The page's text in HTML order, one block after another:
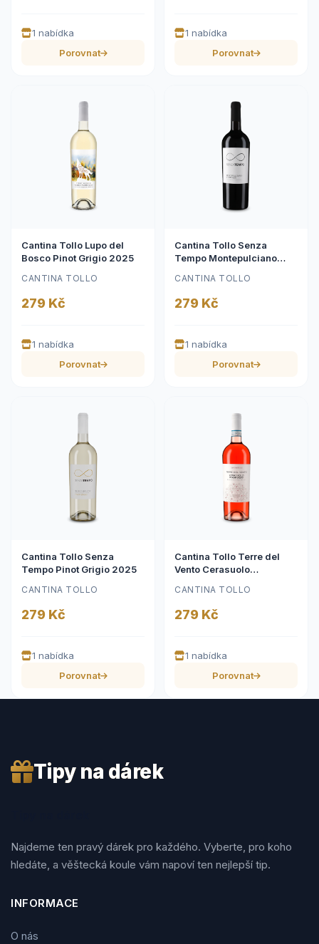
1 nabídka
Porovnat
1 nabídka
Porovnat
Cantina Tollo Lupo del
Bosco Pinot Grigio 2025
CANTINA TOLLO
279 Kč
1 nabídka
Porovnat
Cantina Tollo Senza
Tempo Montepulciano
CANTINA TOLLO
279 Kč
1 nabídka
Porovnat
Cantina Tollo Senza
Tempo Pinot Grigio 2025
CANTINA TOLLO
279 Kč
1 nabídka
Porovnat
Cantina Tollo Terre del
Vento Cerasuolo
CANTINA TOLLO
279 Kč
1 nabídka
Porovnat
Tipy na dárek
Najdeme ten pravý dárek pro každého. Vyberte, pro koho
hledáte, a věštecká koule vám napoví ten nejlepší tip.
INFORMACE
O nás